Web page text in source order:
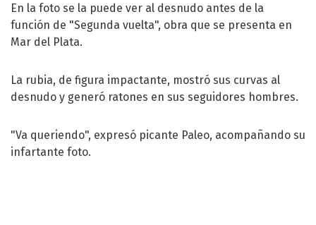
En la foto se la puede ver al desnudo antes de la
función de "Segunda vuelta", obra que se presenta en
Mar del Plata.
La rubia, de figura impactante, mostró sus curvas al
desnudo y generó ratones en sus seguidores hombres.
"Va queriendo", expresó picante Paleo, acompañando su
infartante foto.